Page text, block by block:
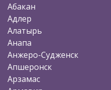
Абакан
Адлер
Алатырь
Анапа
Анжеро-Судженск
Апшеронск
Арзамас